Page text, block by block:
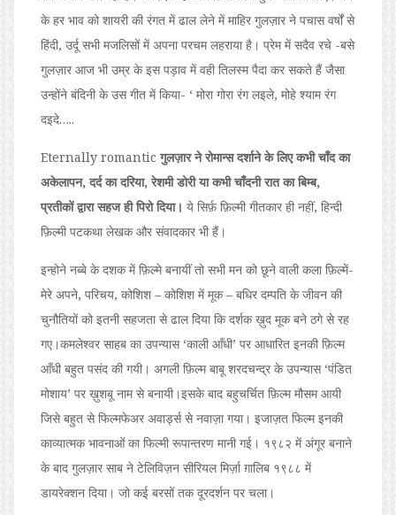
के हर भाव को शायरी की रंगत में ढाल लेने में माहिर गुलज़ार ने पचास वर्षों से
हिंदी, उर्दू सभी मजलिसों में अपना परचम लहराया है। प्रेम में सदैव रचे -बसे
गुलज़ार आज भी उम्र के इस पड़ाव में वही तिलस्म पैदा कर सकते हैं जैसा
उन्होंने बंदिनी के उस गीत में किया- ‘ मोरा गोरा रंग लइले, मोहे श्याम रंग
दइदे…..
Eternally romantic गुलज़ार ने रोमान्स दर्शाने के लिए कभी चॉंद का
अकेलापन, दर्द का दरिया, रेशमी डोरी या कभी चाँदनी रात का बिम्ब,
प्रतीकों द्वारा सहज ही पिरो दिया। ये सिर्फ़ फ़िल्मी गीतकार ही नहीं, हिन्दी
फ़िल्मी पटकथा लेखक और संवादकार भी हैं।
इन्होने नब्बे के दशक में फ़िल्मे बनायीं तो सभी मन को छूने वाली कला फ़िल्में-
मेरे अपने, परिचय, कोशिश – कोशिश में मूक – बधिर दम्पति के जीवन की
चुनौतियों को इतनी सहजता से ढाल दिया कि दर्शक ख़ुद मूक बने ठगे से रह
गए।कमलेश्वर साहब का उपन्यास ‘काली आँधी’ पर आधारित इनकी फ़िल्म
आँधी बहुत पसंद की गयी। अगली फ़िल्म बाबू शरदचन्द्र के उपन्यास ‘पंडित
मोशाय’ पर ख़ुशबू नाम से बनायी।इसके बाद बहुचर्चित फ़िल्म मौसम आयी
जिसे बहुत से फिल्मफेअर अवार्ड्स से नवाज़ा गया। इजाज़त फिल्म इनकी
काव्यात्मक भावनाओं का फिल्मी रूपान्तरण मानी गई। १९८२ में अंगूर बनाने
के बाद गुलज़ार साब ने टेलिविज़न सीरियल मिर्ज़ा ग़ालिब १९८८ में
डायरेक्शन दिया। जो कई बरसों तक दूरदर्शन पर चला।